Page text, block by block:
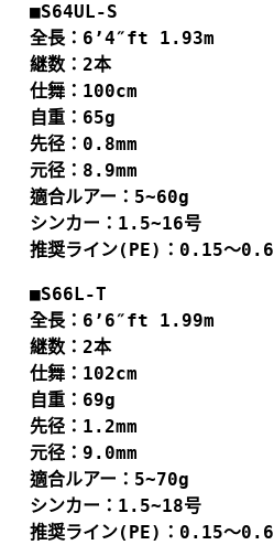
■S64UL-S
全長：6’4″ft 1.93m
継数：2本
仕舞：100cm
自重：65g
先径：0.8mm
元径：8.9mm
適合ルアー：5~60g
シンカー：1.5~16号
推奨ライン(PE) ： 0.15～
■S66L-T
全長：6’6″ft 1.99m
継数：2本
仕舞：102cm
自重：69g
先径：1.2mm
元径：9.0mm
適合ルアー：5~70g
シンカー：1.5~18号
推奨ライン(PE) ： 0.15～0.6